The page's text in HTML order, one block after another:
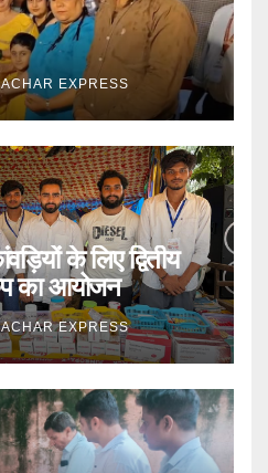
EXPRESS
के लिए द्वितीय
का आयोजन
EXPRESS